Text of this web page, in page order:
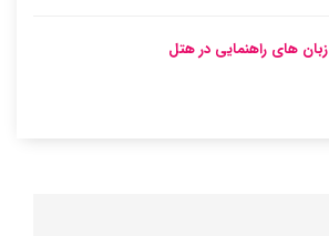
زبان های راهنمایی در هتل